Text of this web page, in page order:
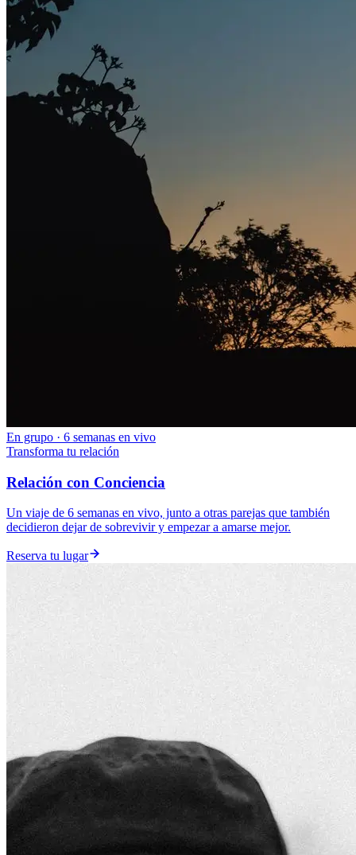
En grupo · 6 semanas en vivo
Transforma tu relación
Relación con Conciencia
Un viaje de 6 semanas en vivo, junto a otras parejas que también
decidieron dejar de sobrevivir y empezar a amarse mejor.
Reserva tu lugar